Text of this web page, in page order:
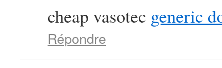
cheap vasotec generic
Répondre